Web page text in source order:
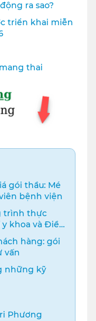
ra sao?
triển khai miễn
thai
gói thầu: Mé
bệnh viện
trình thực
khoa và Điều
hàng: gói
vấn
những kỹ
Phương